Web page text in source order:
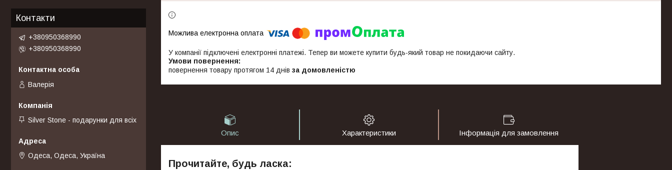
У компанії підключені електронні платежі. Тепер ви можете купити будь-який товар не покидаючи сайту.
повернення товару протягом 14 днів за домовленістю
Опис Характеристики Інформація для замовлення
Прочитайте, будь ласка:
Контакти
+380950368990
+380950368990
Валерія
Silver Stone - подарунки для всіх
Одеса, Одеса, Україна